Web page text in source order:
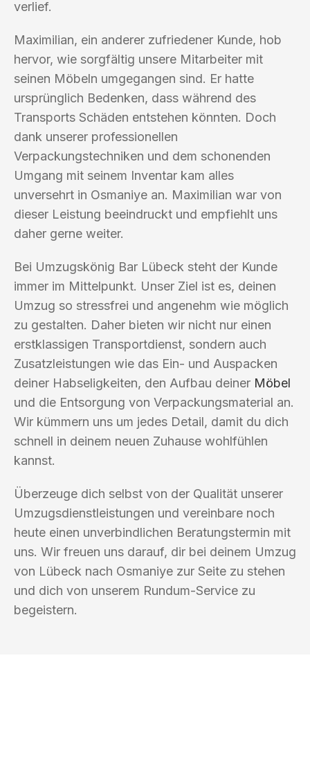
verlief.
Maximilian, ein anderer zufriedener Kunde, hob
hervor, wie sorgfältig unsere Mitarbeiter mit
seinen Möbeln umgegangen sind. Er hatte
ursprünglich Bedenken, dass während des
Transports Schäden entstehen könnten. Doch
dank unserer professionellen
Verpackungstechniken und dem schonenden
Umgang mit seinem Inventar kam alles
unversehrt in Osmaniye an. Maximilian war von
dieser Leistung beeindruckt und empfiehlt uns
daher gerne weiter.
Bei Umzugskönig Bar Lübeck steht der Kunde
immer im Mittelpunkt. Unser Ziel ist es, deinen
Umzug so stressfrei und angenehm wie möglich
zu gestalten. Daher bieten wir nicht nur einen
erstklassigen Transportdienst, sondern auch
Zusatzleistungen wie das Ein- und Auspacken
deiner Habseligkeiten, den Aufbau deiner Möbel
und die Entsorgung von Verpackungsmaterial an.
Wir kümmern uns um jedes Detail, damit du dich
schnell in deinem neuen Zuhause wohlfühlen
kannst.
Überzeuge dich selbst von der Qualität unserer
Umzugsdienstleistungen und vereinbare noch
heute einen unverbindlichen Beratungstermin mit
uns. Wir freuen uns darauf, dir bei deinem Umzug
von Lübeck nach Osmaniye zur Seite zu stehen
und dich von unserem Rundum-Service zu
begeistern.